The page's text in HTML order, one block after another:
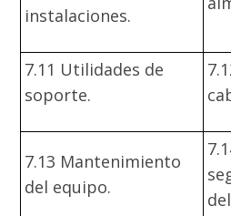
instalaciones.
7.11 Utilidades de
soporte.
7.13 Mantenimiento
del equipo.